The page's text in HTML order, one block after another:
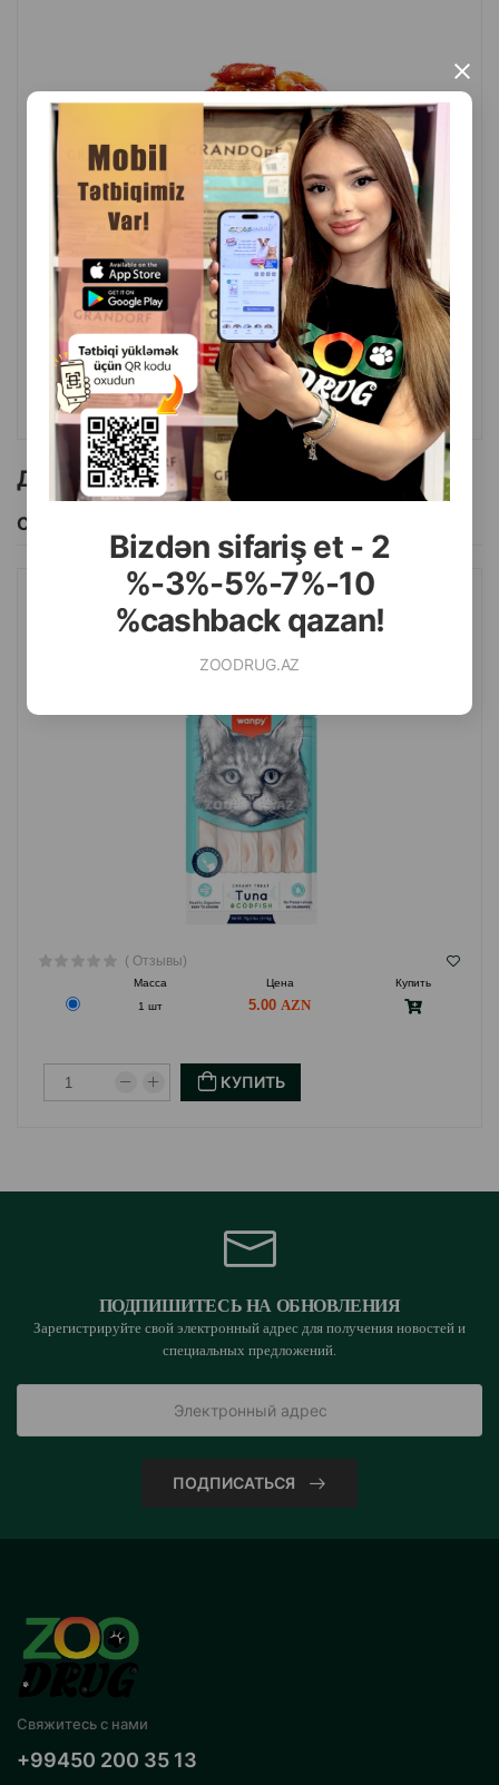
Bizdən sifariş et - 2
%-3%-5%-7%-10
%cashback qazan!
ZOODRUG.AZ
×
( Отзывы)
Масса Цена
Купить
1 шт
1.10
КУПИТЬ
Другие товоры бренда
Смотреть Все
ЛАКОМСТВО WANPY CREAMY TUNA&CODFISH ДЛЯ КОШЕК СО
ВКУСОМ ТУНЦА И ТРЕСКИ 70 ГР.
( Отзывы)
Масса Цена
Купить
1 шт
5.00
КУПИТЬ
ПОДПИШИТЕСЬ НА ОБНОВЛЕНИЯ
Зарегистрируйте свой электронный адрес для получения новостей и
специальных предложений.
ПОДПИСАТЬСЯ
Свяжитесь с нами
+99450 200 35 13